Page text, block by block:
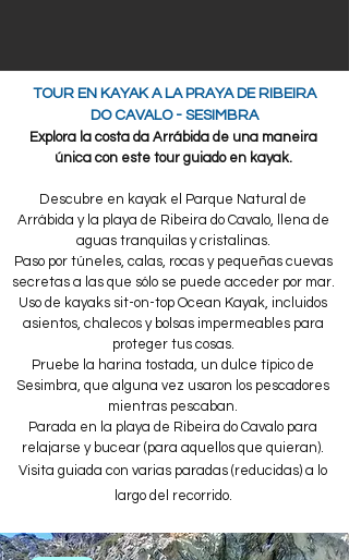
TOUR EN KAYAK A LA PRAYA DE RIBEIRA
DO CAVALO - SESIMBRA
Explora la costa da Arrábida de una maneira
única con este tour guiado en kayak.
Descubre en kayak el Parque Natural de
Arrábida y la playa de Ribeira do Cavalo, llena de
aguas tranquilas y cristalinas.
Paso por túneles, calas, rocas y pequeñas cuevas
secretas a las que sólo se puede acceder por mar.
Uso de kayaks sit-on-top Ocean Kayak, incluidos
asientos, chalecos y bolsas impermeables para
proteger tus cosas.
Pruebe la harina tostada, un dulce típico de
Sesimbra, que alguna vez usaron los pescadores
mientras pescaban.
Parada en la playa de Ribeira do Cavalo para
relajarse y bucear (para aquellos que quieran).
Visita guiada con varias paradas (reducidas) a lo
largo del recorrido.​